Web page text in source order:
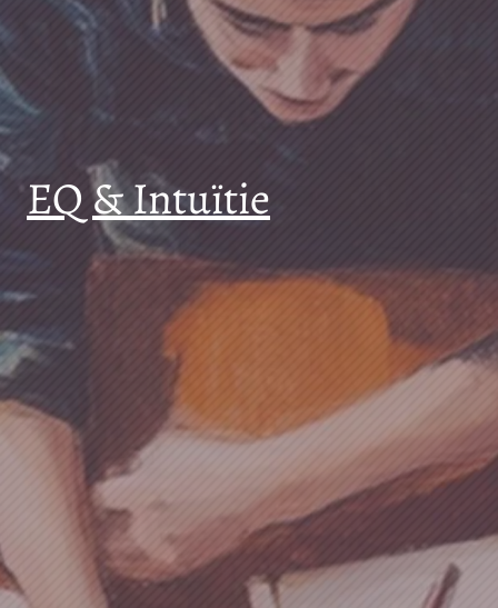
EQ & Intuïtie